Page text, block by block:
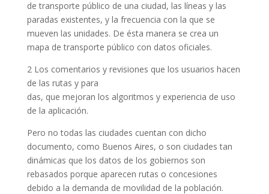
de transporte público de una ciudad, las líneas y las
paradas existentes, y la frecuencia con la que se
mueven las unidades. De ésta manera se crea un
mapa de transporte público con datos oficiales.
2 Los comentarios y revisiones que los usuarios hacen
de las rutas y para
das, que mejoran los algoritmos y experiencia de uso
de la aplicación.
Pero no todas las ciudades cuentan con dicho
documento, como Buenos Aires, o son ciudades tan
dinámicas que los datos de los gobiernos son
rebasados porque aparecen rutas o concesiones
debido a la demanda de movilidad de la población.